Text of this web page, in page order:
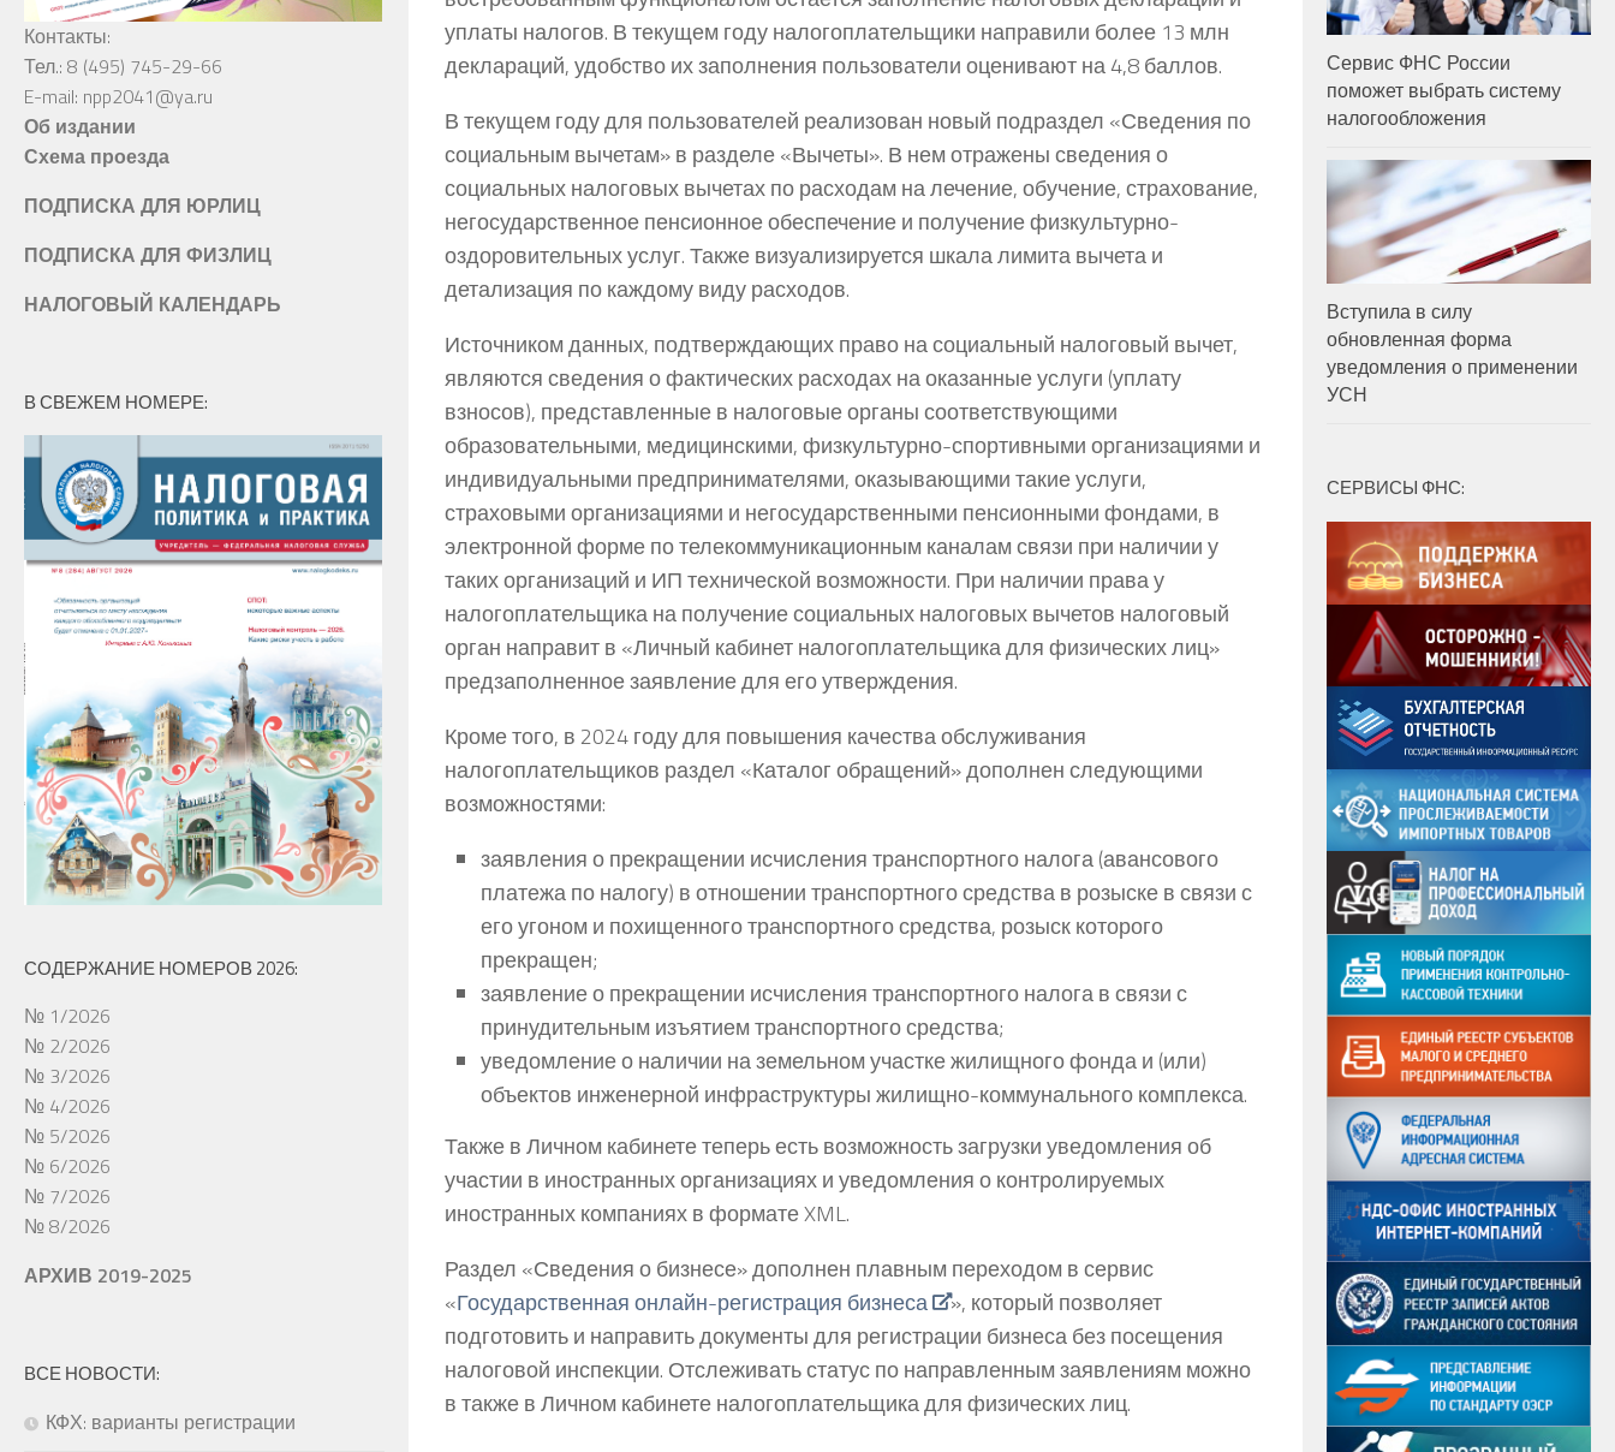
уплаты налогов. В текущем году налогоплательщики направили более 13 млн
деклараций, удобство их заполнения пользователи оценивают на 4,8 баллов.
В текущем году для пользователей реализован новый подраздел «Сведения по
социальным вычетам» в разделе «Вычеты». В нем отражены сведения о
социальных налоговых вычетах по расходам на лечение, обучение, страхование,
негосударственное пенсионное обеспечение и получение физкультурно-
оздоровительных услуг. Также визуализируется шкала лимита вычета и
детализация по каждому виду расходов.
Источником данных, подтверждающих право на социальный налоговый вычет,
являются сведения о фактических расходах на оказанные услуги (уплату
взносов), представленные в налоговые органы соответствующими
образовательными, медицинскими, физкультурно-спортивными организациями и
индивидуальными предпринимателями, оказывающими такие услуги,
страховыми организациями и негосударственными пенсионными фондами, в
электронной форме по телекоммуникационным каналам связи при наличии у
таких организаций и ИП технической возможности. При наличии права у
налогоплательщика на получение социальных налоговых вычетов налоговый
орган направит в «Личный кабинет налогоплательщика для физических лиц»
предзаполненное заявление для его утверждения.
Кроме того, в 2024 году для повышения качества обслуживания
налогоплательщиков раздел «Каталог обращений» дополнен следующими
возможностями:
заявления о прекращении исчисления транспортного налога (авансового
платежа по налогу) в отношении транспортного средства в розыске в связи с
его угоном и похищенного транспортного средства, розыск которого
прекращен;
заявление о прекращении исчисления транспортного налога в связи с
принудительным изъятием транспортного средства;
уведомление о наличии на земельном участке жилищного фонда и (или)
объектов инженерной инфраструктуры жилищно-коммунального комплекса.
Также в Личном кабинете теперь есть возможность загрузки уведомления об
участии в иностранных организациях и уведомления о контролируемых
иностранных компаниях в формате XML.
Раздел «Сведения о бизнесе» дополнен плавным переходом в сервис
«Государственная онлайн-регистрация бизнеса
», который позволяет
подготовить и направить документы для регистрации бизнеса без посещения
налоговой инспекции. Отслеживать статус по направленным заявлениям можно
в также в Личном кабинете налогоплательщика для физических лиц.
Контакты:
Тел.: 8 (495) 745-29-66
E-mail: npp2041@ya.ru
Об издании
Схема проезда
ПОДПИСКА ДЛЯ ЮРЛИЦ
ПОДПИСКА ДЛЯ ФИЗЛИЦ
НАЛОГОВЫЙ КАЛЕНДАРЬ
В СВЕЖЕМ НОМЕРЕ:
СОДЕРЖАНИЕ НОМЕРОВ 2026:
№ 1/2026
№ 2/2026
№ 3/2026
№ 4/2026
№ 5/2026
№ 6/2026
№ 7/2026
№ 8/2026
АРХИВ 2019-2025
ВСЕ НОВОСТИ:
КФХ: варианты регистрации
Сервис ФНС России
поможет выбрать систему
налогообложения
Вступила в силу
обновленная форма
уведомления о применении
УСН
СЕРВИСЫ ФНС: